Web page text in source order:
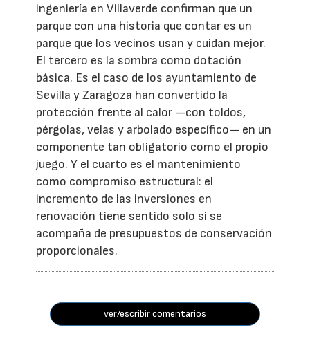
ingeniería en Villaverde confirman que un
parque con una historia que contar es un
parque que los vecinos usan y cuidan mejor.
El tercero es la sombra como dotación
básica. Es el caso de los ayuntamiento de
Sevilla y Zaragoza han convertido la
protección frente al calor —con toldos,
pérgolas, velas y arbolado específico— en un
componente tan obligatorio como el propio
juego. Y el cuarto es el mantenimiento
como compromiso estructural: el
incremento de las inversiones en
renovación tiene sentido solo si se
acompaña de presupuestos de conservación
proporcionales.
ver/escribir comentarios